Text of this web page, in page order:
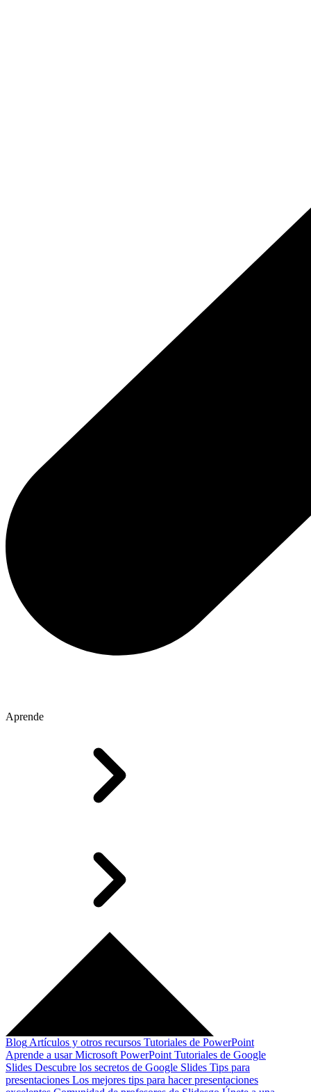
Aprende
Blog Artículos y otros recursos Tutoriales de PowerPoint
Aprende a usar Microsoft PowerPoint Tutoriales de Google
Slides Descubre los secretos de Google Slides Tips para
presentaciones Los mejores tips para hacer presentaciones